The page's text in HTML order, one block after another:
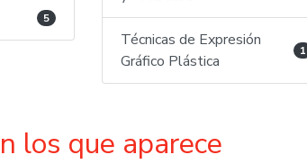
5
Técnicas de Expresión
Gráfico Plástica
1
los que aparece